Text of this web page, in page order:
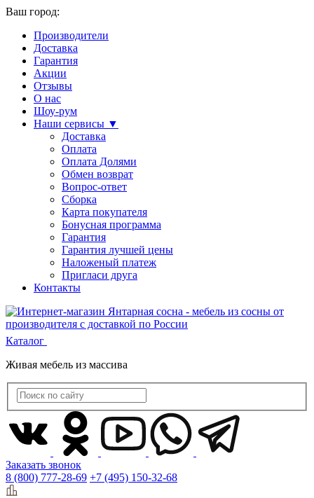
Ваш город:
Производители
Доставка
Гарантия
Акции
Отзывы
О нас
Шоу-рум
Наши сервисы ▼
Доставка
Оплата
Оплата Долями
Обмен возврат
Вопрос-ответ
Сборка
Карта покупателя
Бонусная программа
Гарантия
Гарантия лучшей цены
Наложеный платеж
Пригласи друга
Контакты
Каталог
Живая мебель из массива
Заказать звонок
8 (800) 777-28-69 +7 (495) 150-32-68